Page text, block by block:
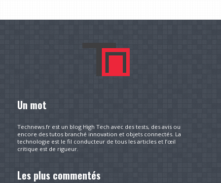
Un mot
Technews.fr est un blog High Tech avec des tests, des avis ou
encore des tutos branché innovation et objets connectés. La
technologie est le fil conducteur de tous les articles et l’œil
critique est de rigueur.
Les plus commentés